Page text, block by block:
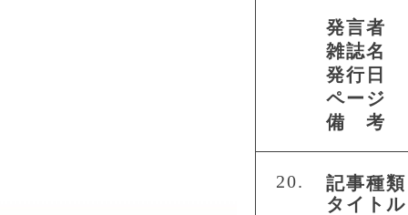
発言者
雑誌名
発行日
ページ
備 考
20.
記事種類
タイトル